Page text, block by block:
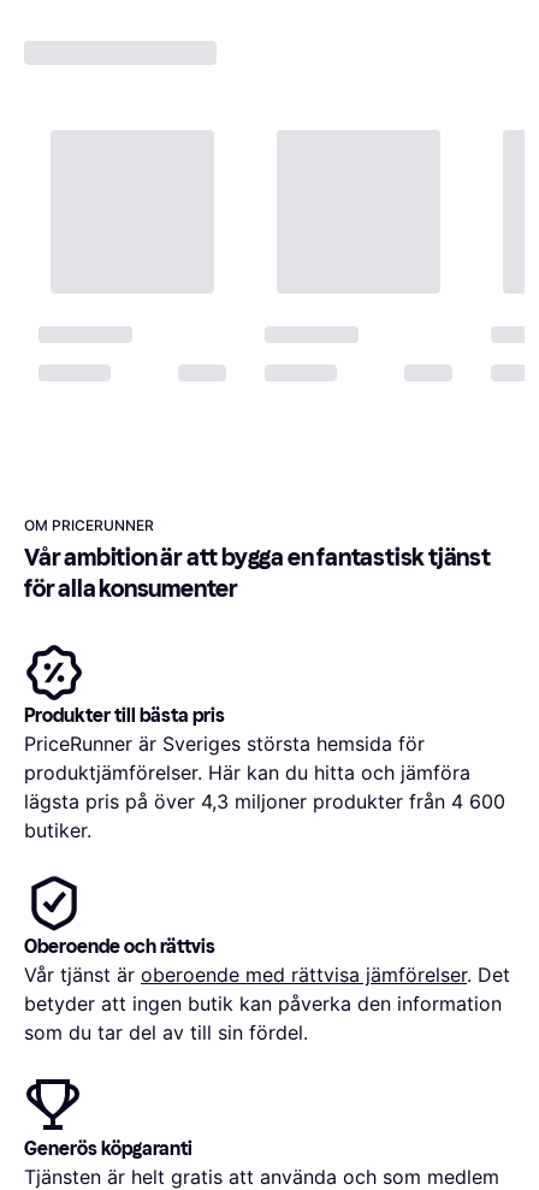
OM PRICERUNNER
Vår ambition är att bygga en fantastisk tjänst
för alla konsumenter
Produkter till bästa pris
PriceRunner är Sveriges största hemsida för
produktjämförelser. Här kan du hitta och jämföra
lägsta pris på över 4,3 miljoner produkter från 4 600
butiker.
Oberoende och rättvis
Vår tjänst är oberoende med rättvisa jämförelser. Det
betyder att ingen butik kan påverka den information
som du tar del av till sin fördel.
Generös köpgaranti
Tjänsten är helt gratis att använda och som medlem